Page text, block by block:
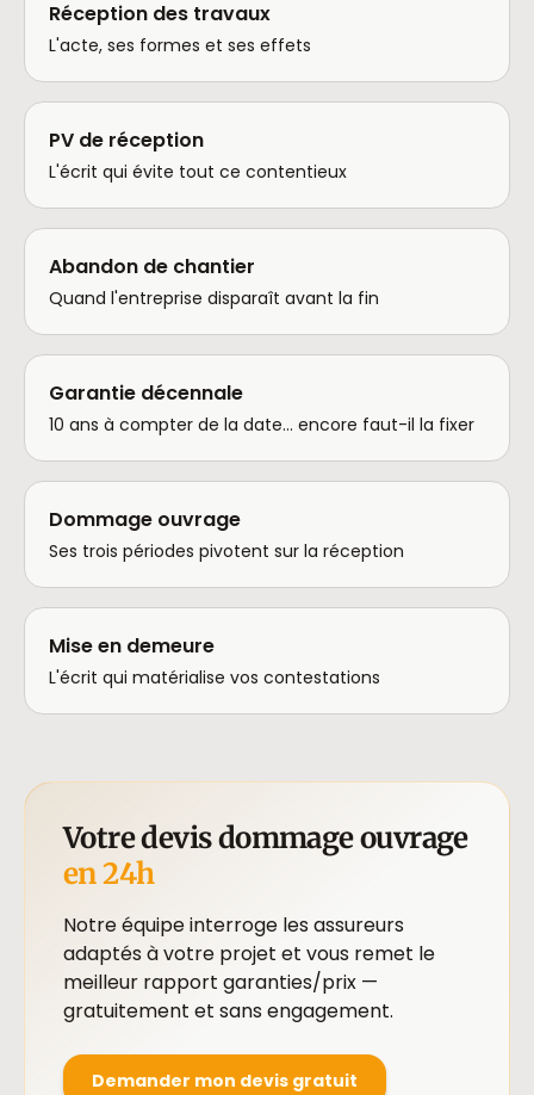
Réception des travaux
L'acte, ses formes et ses effets
PV de réception
L'écrit qui évite tout ce contentieux
Abandon de chantier
Quand l'entreprise disparaît avant la fin
Garantie décennale
10 ans à compter de la date… encore faut-il la fixer
Dommage ouvrage
Ses trois périodes pivotent sur la réception
Mise en demeure
L'écrit qui matérialise vos contestations
Votre devis dommage ouvrage
en 24h
Notre équipe interroge les assureurs
adaptés à votre projet et vous remet le
meilleur rapport garanties/prix —
gratuitement et sans engagement.
Demander mon devis gratuit